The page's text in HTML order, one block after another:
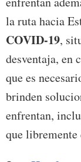
la ruta hacia
COVID-19,
desventaja, en
que es
brinden
enfrentan,
que